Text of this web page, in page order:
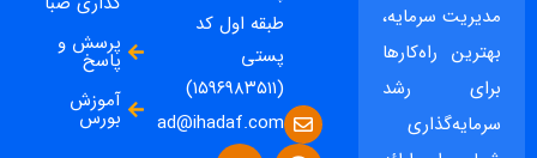
مدیریت سرمایه،
بهترین راه‌کارها
برای رشد
سرمایه‌گذاری
طبقه اول کد
پستی
(۱۵۹۶۹۸۳۵۱۱)
ad@ihadaf.com
پرسش و
پاسخ
آموزش
بورس